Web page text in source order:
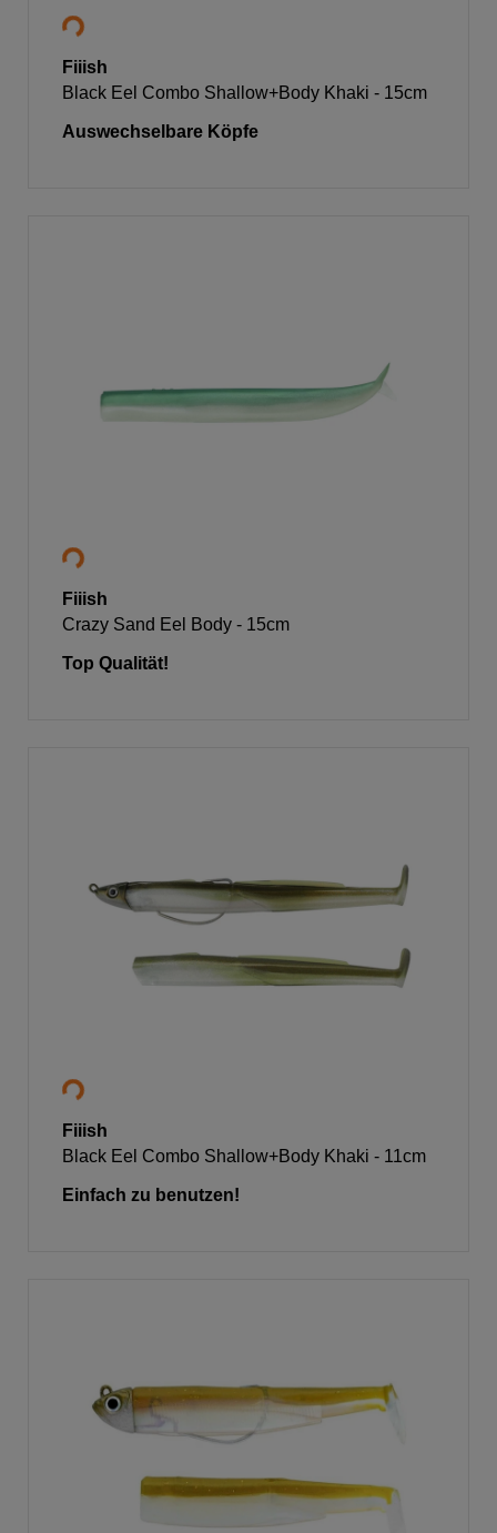
Fiiish
Black Eel Combo Shallow+Body Khaki - 15cm
Auswechselbare Köpfe
Fiiish
Crazy Sand Eel Body - 15cm
Top Qualität!
Fiiish
Black Eel Combo Shallow+Body Khaki - 11cm
Einfach zu benutzen!